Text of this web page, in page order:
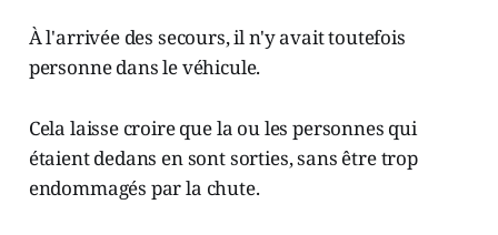
À l'arrivée des secours, il n'y avait toutefois
personne dans le véhicule.
Cela laisse croire que la ou les personnes qui
étaient dedans en sont sorties, sans être trop
endommagés par la chute.